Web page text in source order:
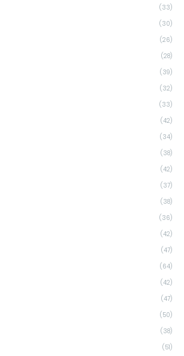
(33)
(30)
(26)
(28)
(39)
(32)
(33)
(42)
(34)
(38)
(42)
(37)
(38)
(36)
(42)
(47)
(64)
(42)
(47)
(50)
(38)
(51)